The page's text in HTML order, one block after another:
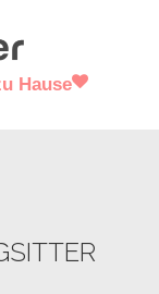
Hause